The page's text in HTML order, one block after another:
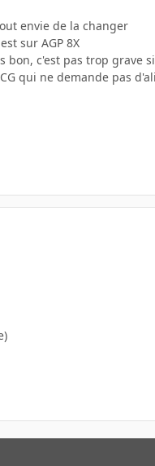
envie de la changer
sur AGP 8X
bon, c'est pas trop grave
qui ne demande pas